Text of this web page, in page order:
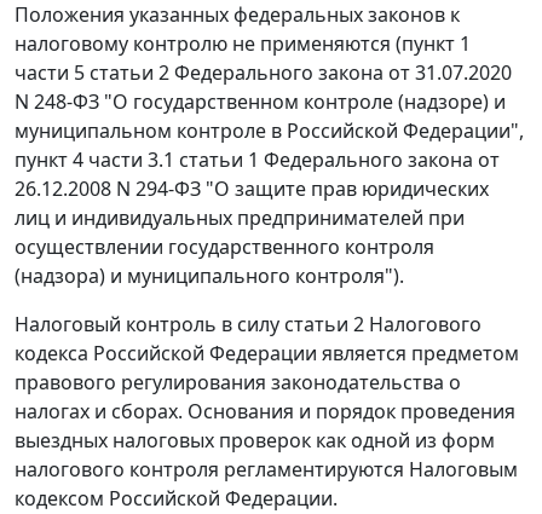
Положения указанных федеральных законов к
налоговому контролю не применяются (пункт 1
части 5 статьи 2 Федерального закона от 31.07.2020
N 248-ФЗ "О государственном контроле (надзоре) и
муниципальном контроле в Российской Федерации",
пункт 4 части 3.1 статьи 1 Федерального закона от
26.12.2008 N 294-ФЗ "О защите прав юридических
лиц и индивидуальных предпринимателей при
осуществлении государственного контроля
(надзора) и муниципального контроля").
Налоговый контроль в силу статьи 2 Налогового
кодекса Российской Федерации является предметом
правового регулирования законодательства о
налогах и сборах. Основания и порядок проведения
выездных налоговых проверок как одной из форм
налогового контроля регламентируются Налоговым
кодексом Российской Федерации.